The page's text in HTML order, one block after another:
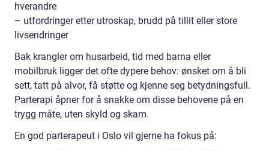
hverandre
– utfordringer etter utroskap, brudd på tillit eller store
livsendringer
Bak krangler om husarbeid, tid med barna eller
mobilbruk ligger det ofte dypere behov: ønsket om å bli
sett, tatt på alvor, få støtte og kjenne seg betydningsfull.
Parterapi åpner for å snakke om disse behovene på en
trygg måte, uten skyld og skam.
En god parterapeut i Oslo vil gjerne ha fokus på: